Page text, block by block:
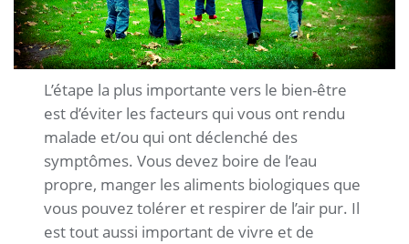
L’étape la plus importante vers le bien-être
est d’éviter les facteurs qui vous ont rendu
malade et/ou qui ont déclenché des
symptômes. Vous devez boire de l’eau
propre, manger les aliments biologiques que
vous pouvez tolérer et respirer de l’air pur. Il
est tout aussi important de vivre et de